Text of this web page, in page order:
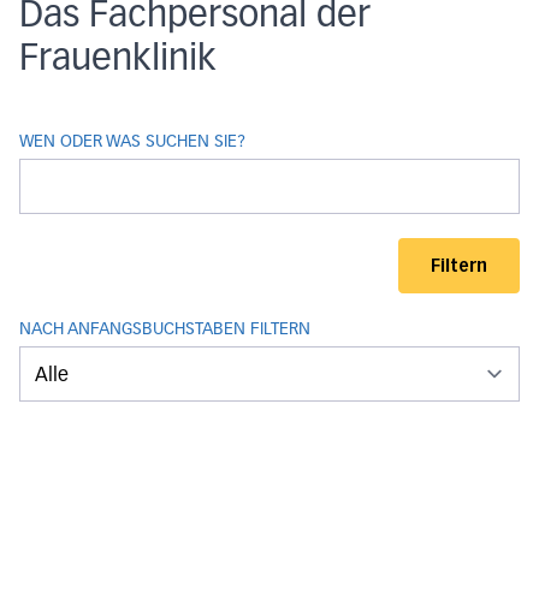
Das Fachpersonal der
Frauenklinik
WEN ODER WAS SUCHEN SIE?
Filtern
NACH ANFANGSBUCHSTABEN FILTERN
GLOSSAR